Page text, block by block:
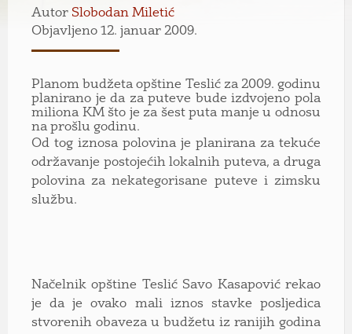
Autor Slobodan Miletić
Objavljeno 12. januar 2009.
Planom budžeta opštine Teslić za 2009. godinu
planirano je da za puteve bude izdvojeno pola
miliona KM što je za šest puta manje u odnosu
na prošlu godinu.
Od tog iznosa polovina je planirana za tekuće
održavanje postojećih lokalnih puteva, a druga
polovina za nekategorisane puteve i zimsku
službu.
Načelnik opštine Teslić Savo Kasapović rekao
je da je ovako mali iznos stavke posljedica
stvorenih obaveza u budžetu iz ranijih godina